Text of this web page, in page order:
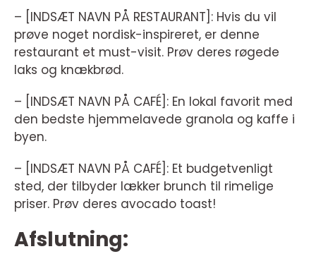
– [INDSÆT NAVN PÅ RESTAURANT]: Hvis du vil
prøve noget nordisk-inspireret, er denne
restaurant et must-visit. Prøv deres røgede
laks og knækbrød.
– [INDSÆT NAVN PÅ CAFÉ]: En lokal favorit med
den bedste hjemmelavede granola og kaffe i
byen.
– [INDSÆT NAVN PÅ CAFÉ]: Et budgetvenligt
sted, der tilbyder lækker brunch til rimelige
priser. Prøv deres avocado toast!
Afslutning: